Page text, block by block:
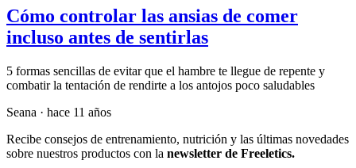
Cómo controlar las ansias de comer
incluso antes de sentirlas
5 formas sencillas de evitar que el hambre te llegue de repente y
combatir la tentación de rendirte a los antojos poco saludables
Seana · hace 11 años
Recibe consejos de entrenamiento, nutrición y las últimas novedades
sobre nuestros productos con la newsletter de Freeletics.